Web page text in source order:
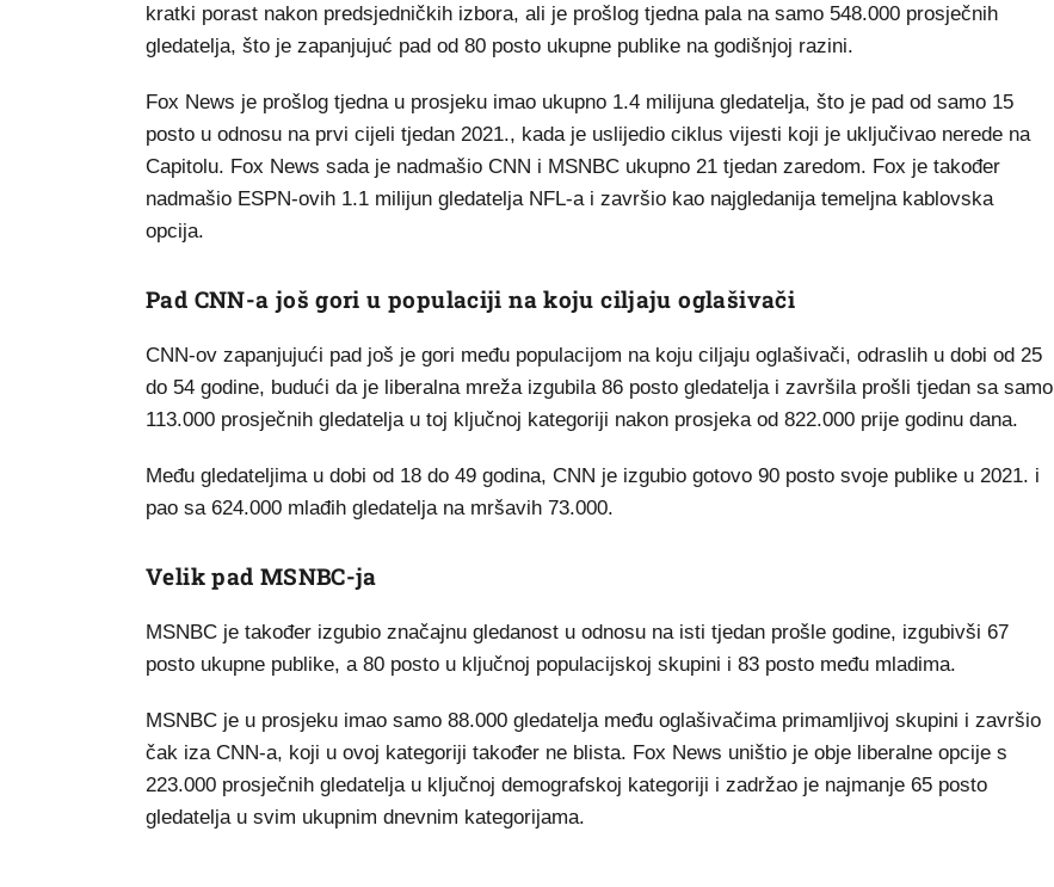
kratki porast nakon predsjedničkih izbora, ali je prošlog tjedna pala na samo 548.000 prosječnih
gledatelja, što je zapanjujuć pad od 80 posto ukupne publike na godišnjoj razini.
Fox News je prošlog tjedna u prosjeku imao ukupno 1.4 milijuna gledatelja, što je pad od samo 15
posto u odnosu na prvi cijeli tjedan 2021., kada je uslijedio ciklus vijesti koji je uključivao nerede na
Capitolu. Fox News sada je nadmašio CNN i MSNBC ukupno 21 tjedan zaredom. Fox je također
nadmašio ESPN-ovih 1.1 milijun gledatelja NFL-a i završio kao najgledanija temeljna kablovska
opcija.
Pad CNN-a još gori u populaciji na koju ciljaju oglašivači
CNN-ov zapanjujući pad još je gori među populacijom na koju ciljaju oglašivači, odraslih u dobi od 25
do 54 godine, budući da je liberalna mreža izgubila 86 posto gledatelja i završila prošli tjedan sa samo
113.000 prosječnih gledatelja u toj ključnoj kategoriji nakon prosjeka od 822.000 prije godinu dana.
Među gledateljima u dobi od 18 do 49 godina, CNN je izgubio gotovo 90 posto svoje publike u 2021. i
pao sa 624.000 mlađih gledatelja na mršavih 73.000.
Velik pad MSNBC-ja
MSNBC je također izgubio značajnu gledanost u odnosu na isti tjedan prošle godine, izgubivši 67
posto ukupne publike, a 80 posto u ključnoj populacijskoj skupini i 83 posto među mladima.
MSNBC je u prosjeku imao samo 88.000 gledatelja među oglašivačima primamljivoj skupini i završio
čak iza CNN-a, koji u ovoj kategoriji također ne blista. Fox News uništio je obje liberalne opcije s
223.000 prosječnih gledatelja u ključnoj demografskoj kategoriji i zadržao je najmanje 65 posto
gledatelja u svim ukupnim dnevnim kategorijama.